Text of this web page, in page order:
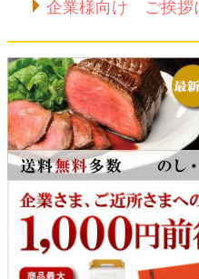
企業様向け ご挨拶